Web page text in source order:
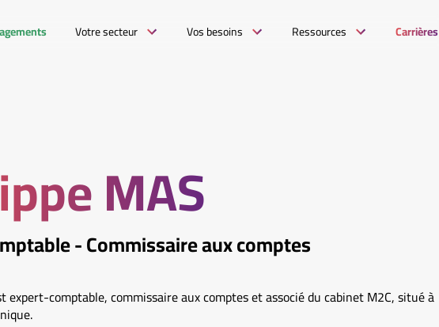
Votre secteur Vos besoins Ressources Carrières
MAS
- Commissaire aux comptes
expert-comptable, commissaire aux comptes et associé du cabinet M2C, situé à